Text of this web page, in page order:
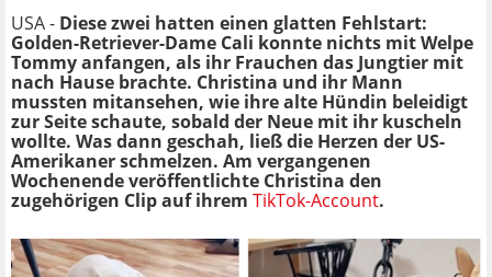
USA - Diese zwei hatten einen glatten Fehlstart:
Golden-Retriever-Dame Cali konnte nichts mit Welpe
Tommy anfangen, als ihr Frauchen das Jungtier mit
nach Hause brachte. Christina und ihr Mann
mussten mitansehen, wie ihre alte Hündin beleidigt
zur Seite schaute, sobald der Neue mit ihr kuscheln
wollte. Was dann geschah, ließ die Herzen der US-
Amerikaner schmelzen. Am vergangenen
Wochenende veröffentlichte Christina den
zugehörigen Clip auf ihrem TikTok-Account.